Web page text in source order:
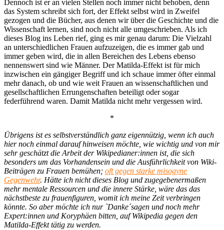
Dennoch ist er an vielen Stellen noch immer nicht behoben, denn
das System schreibt sich fort, der Effekt selbst wird in Zweifel
gezogen und die Bücher, aus denen wir über die Geschichte und die
Wissenschaft lernen, sind noch nicht alle umgeschrieben. Als ich
dieses Blog ins Leben rief, ging es mir genau darum: Die Vielzahl
an unterschiedlichen Frauen aufzuzeigen, die es immer gab und
immer geben wird, die in allen Bereichen des Lebens ebenso
nennenswert sind wie Männer. Der Matilda-Effekt ist für mich
inzwischen ein gängiger Begriff und ich schaue immer öfter einmal
mehr danach, ob und wie weit Frauen an wissenschaftlichen und
gesellschaftlichen Errungenschaften beteiligt oder sogar
federführend waren. Damit Matilda nicht mehr vergessen wird.
*
Übrigens ist es selbstverständlich ganz eigennützig, wenn ich auch
hier noch einmal darauf hinweisen möchte, wie wichtig und von mir
sehr geschätzt die Arbeit der Wikipedianer:innen ist, die sich
besonders um das Vorhandensein und die Ausführlichkeit von Wiki-
Beiträgen zu Frauen bemühen; oft gegen starke misogyne
Gegenwehr. Hätte ich nicht dieses Blog und zugegebenermaßen
mehr mentale Ressourcen und die innere Stärke, wäre das das
nächstbeste zu frauenfiguren, womit ich meine Zeit verbringen
könnte. So aber möchte ich nur `Danke´sagen und noch mehr
Expert:innen und Koryphäen bitten, auf Wikipedia gegen den
Matilda-Effekt tätig zu werden.